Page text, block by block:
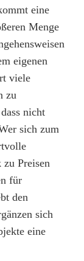
eine
Menge
eigenen
viele
zu
nicht
sich zum
Preisen
für
den
sich
eine